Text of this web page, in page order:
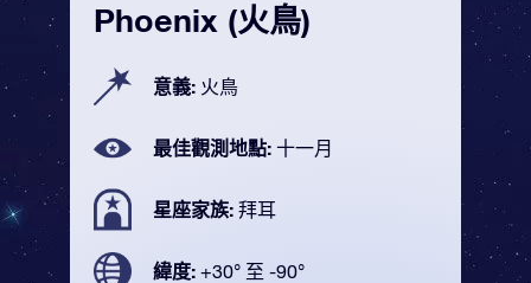
Phoenix (火鳥)
意義: 火鳥
最佳觀測地點: 十一月
星座家族: 拜耳
緯度: +30° 至 -90°